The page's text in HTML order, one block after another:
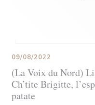
(La Voix du Nord)
Ch’tite Brigitte,
patate
09/08/2022